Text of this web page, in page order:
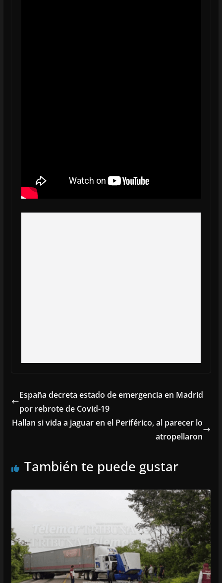
España decreta estado de emergencia en Madrid
por rebrote de Covid-19
Hallan si vida a jaguar en el Periférico, al parecer lo
atropellaron
También te puede gustar